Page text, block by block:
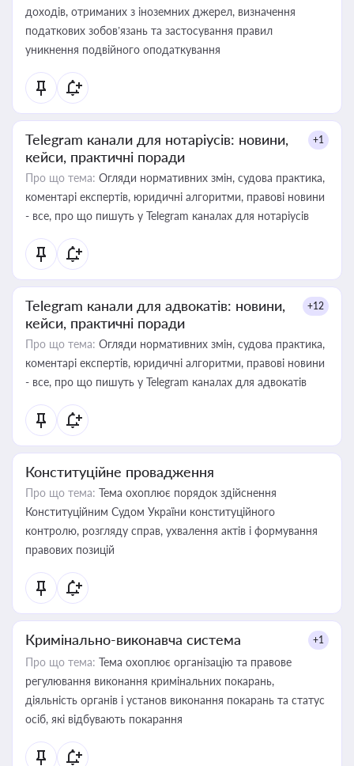
доходів, отриманих з іноземних джерел, визначення
податкових зобов’язань та застосування правил
уникнення подвійного оподаткування
Telegram канали для нотаріусів: новини,
кейси, практичні поради
+1
Про що тема: Огляди нормативних змін, судова практика,
коментарі експертів, юридичні алгоритми, правові новини
- все, про що пишуть у Telegram каналах для нотаріусів
Telegram канали для адвокатів: новини,
кейси, практичні поради
+12
Про що тема: Огляди нормативних змін, судова практика,
коментарі експертів, юридичні алгоритми, правові новини
- все, про що пишуть у Telegram каналах для адвокатів
Конституційне провадження
Про що тема: Тема охоплює порядок здійснення
Конституційним Судом України конституційного
контролю, розгляду справ, ухвалення актів і формування
правових позицій
Кримінально-виконавча система +1
Про що тема: Тема охоплює організацію та правове
регулювання виконання кримінальних покарань,
діяльність органів і установ виконання покарань та статус
осіб, які відбувають покарання